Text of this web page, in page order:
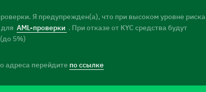
Я предупрежден(а), что при высоком уровне риска
AML-проверки . При отказе от KYC средства будут
5%)
адреса перейдите по ссылке